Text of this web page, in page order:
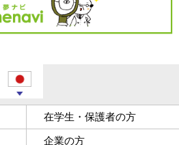
在学生・保護者の方
企業の方